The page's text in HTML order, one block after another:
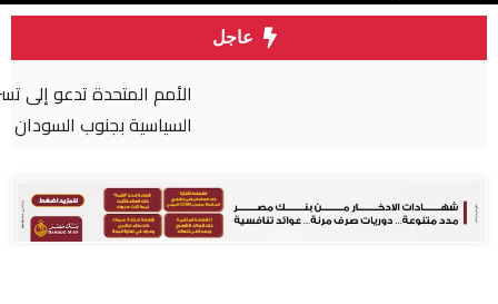
عاجل
الأمم المتحدة تدعو إلى تسريع التقدم في العملية